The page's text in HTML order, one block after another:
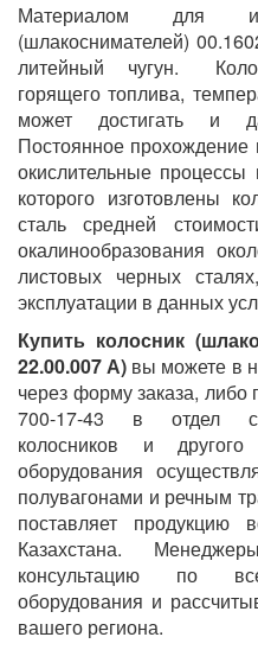
Материалом для
(шлакоснимателей)
литейный чугун.
горящего топлива,
может достигать и
Постоянное прохождение
окислительные
которого изготовлены
сталь средней
окалинообразования
листовых черных
эксплуатации в данных
Купить колосник
22.00.007 А) вы можете в
через форму заказа,
700-17-43 в отдел
колосников и другого
оборудования
полувагонами и речным
поставляет
Казахстана.
консультацию по
оборудования и
вашего региона.